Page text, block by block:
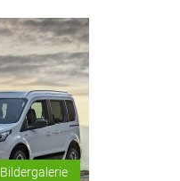
Bildergalerie